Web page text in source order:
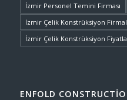
İzmir Personel Temini Firması
İzmir Çelik Konstrüksiyon
İzmir Çelik Konstrüksiyon
ENFOLD